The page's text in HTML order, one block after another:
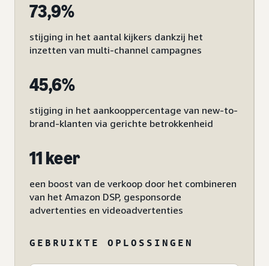
73,9%
stijging in het aantal kijkers dankzij het
inzetten van multi-channel campagnes
45,6%
stijging in het aankooppercentage van new-to-
brand-klanten via gerichte betrokkenheid
11 keer
een boost van de verkoop door het combineren
van het Amazon DSP, gesponsorde
advertenties en videoadvertenties
GEBRUIKTE OPLOSSINGEN